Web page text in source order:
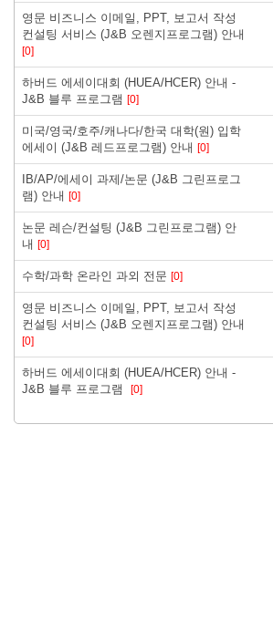
영문 비즈니스 이메일, PPT, 보고서 작성
컨설팅 서비스 (J&B 오렌지프로그램) 안내
[0]
하버드 에세이대회 (HUEA/HCER) 안내 -
J&B 블루 프로그램 [0]
미국/영국/호주/캐나다/한국 대학(원) 입학
에세이 (J&B 레드프로그램) 안내 [0]
IB/AP/에세이 과제/논문 (J&B 그린프로그
램) 안내 [0]
논문 레슨/컨설팅 (J&B 그린프로그램) 안
내 [0]
수학/과학 온라인 과외 전문 [0]
영문 비즈니스 이메일, PPT, 보고서 작성
컨설팅 서비스 (J&B 오렌지프로그램) 안내
[0]
하버드 에세이대회 (HUEA/HCER) 안내 -
J&B 블루 프로그램 [0]